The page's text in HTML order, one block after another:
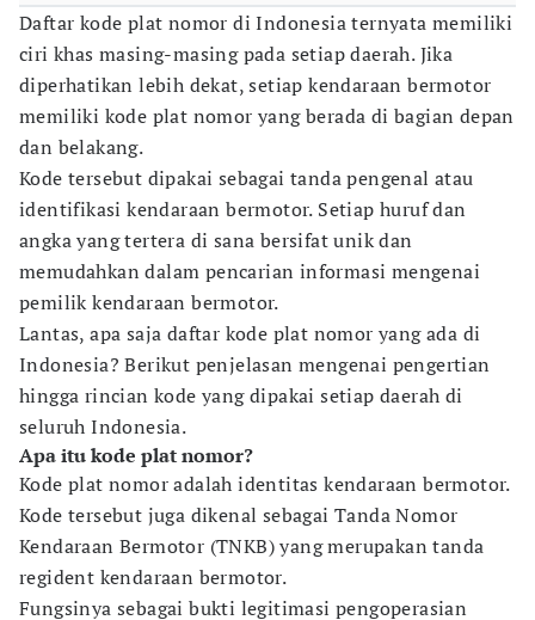
Daftar kode plat nomor di Indonesia ternyata memiliki
ciri khas masing-masing pada setiap daerah. Jika
diperhatikan lebih dekat, setiap kendaraan bermotor
memiliki kode plat nomor yang berada di bagian depan
dan belakang.
Kode tersebut dipakai sebagai tanda pengenal atau
identifikasi kendaraan bermotor. Setiap huruf dan
angka yang tertera di sana bersifat unik dan
memudahkan dalam pencarian informasi mengenai
pemilik kendaraan bermotor.
Lantas, apa saja daftar kode plat nomor yang ada di
Indonesia? Berikut penjelasan mengenai pengertian
hingga rincian kode yang dipakai setiap daerah di
seluruh Indonesia.
Apa itu kode plat nomor?
Kode plat nomor adalah identitas kendaraan bermotor.
Kode tersebut juga dikenal sebagai Tanda Nomor
Kendaraan Bermotor (TNKB) yang merupakan tanda
regident kendaraan bermotor.
Fungsinya sebagai bukti legitimasi pengoperasian